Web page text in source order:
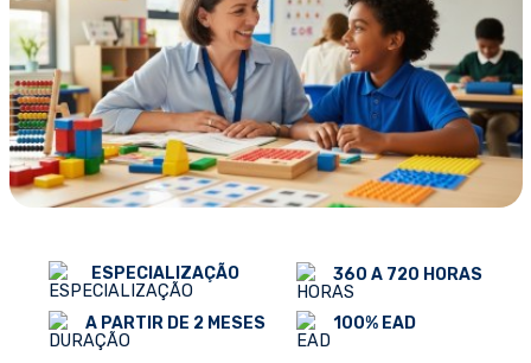
ESPECIALIZAÇÃO
A PARTIR DE 2 MESES
360 A 720 HORAS
100% EAD